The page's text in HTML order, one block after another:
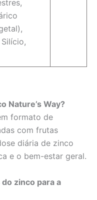
Nature’s Way?
formato de
com frutas
diária de zinco
e o bem-estar geral.
zinco para a